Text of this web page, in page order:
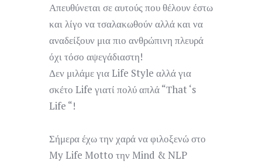
Απευθύνεται σε αυτούς που θέλουν έστω
και λίγο να τσαλακωθούν αλλά και να
αναδείξουν μια πιο ανθρώπινη πλευρά
όχι τόσο αψεγάδιαστη!
Δεν μιλάμε για Life Style αλλά για
σκέτο Life γιατί πολύ απλά “Τhat ‘s
Life “!
Σήμερα έχω την χαρά να φιλοξενώ στο
My Life Motto την Mind & NLP